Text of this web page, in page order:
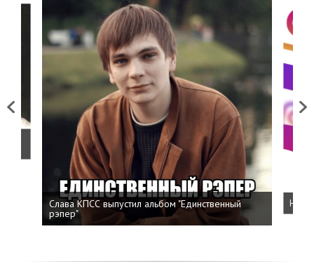
Previous
Слава КПСС выпустил альбом "Единственный
рэпер"
Next